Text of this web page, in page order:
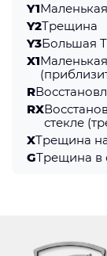
Y1
Y2Трещина
Y3Большая
X1
R
RX
стекле
XТрещина
GТрещина в